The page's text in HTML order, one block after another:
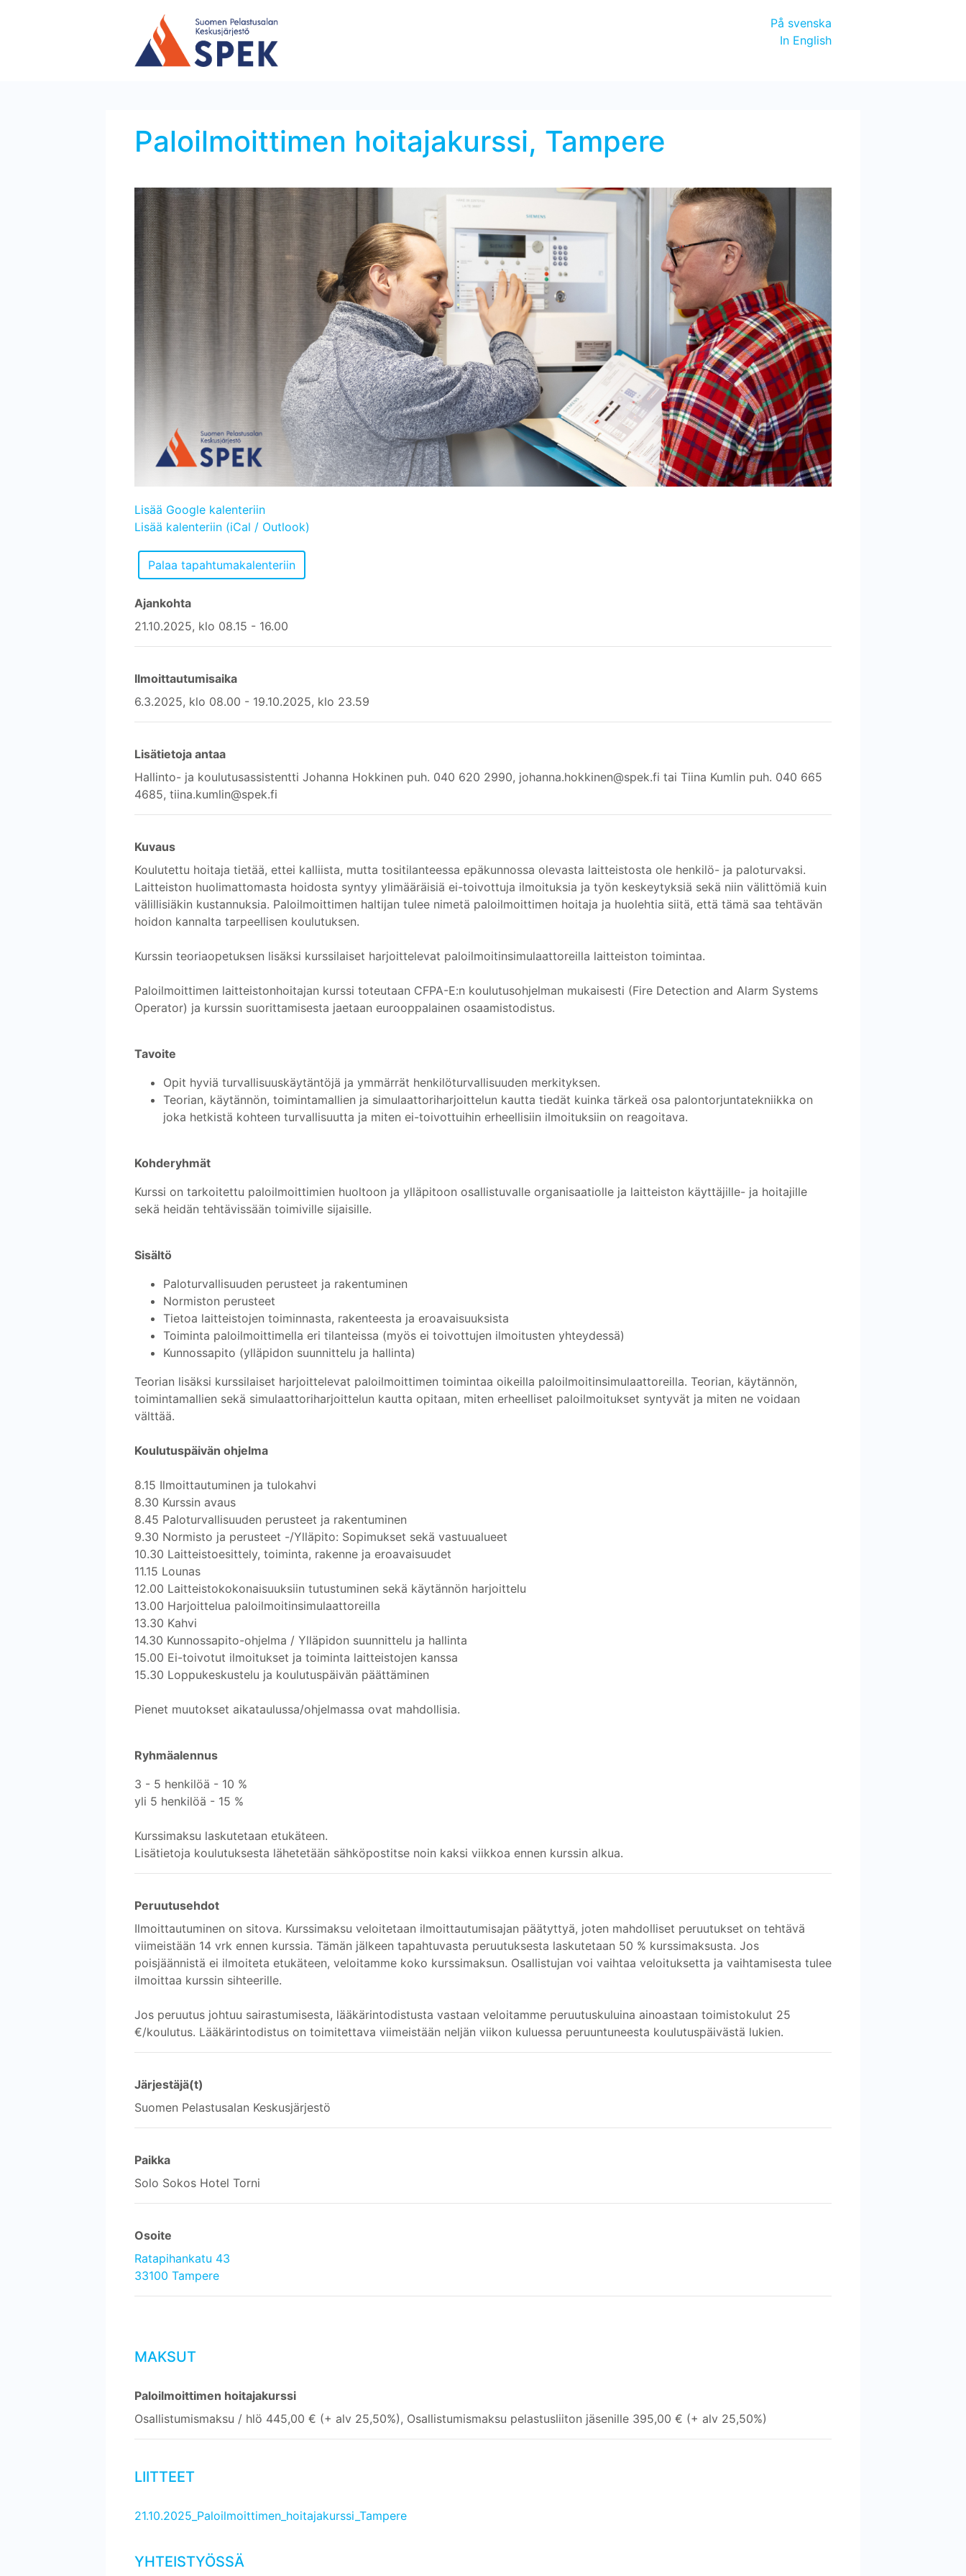
På svenska
In English
Paloilmoittimen hoitajakurssi, Tampere
Lisää Google kalenteriin
Lisää kalenteriin (iCal / Outlook)
Ajankohta
21.10.2025, klo 08.15 - 16.00
Ilmoittautumisaika
6.3.2025, klo 08.00 - 19.10.2025, klo 23.59
Lisätietoja antaa
Hallinto- ja koulutusassistentti Johanna Hokkinen puh. 040 620 2990, johanna.hokkinen@spek.fi tai Tiina Kumlin puh. 040 665
4685, tiina.kumlin@spek.fi
Kuvaus
Koulutettu hoitaja tietää, ettei kalliista, mutta tositilanteessa epäkunnossa olevasta laitteistosta ole henkilö- ja paloturvaksi.
Laitteiston huolimattomasta hoidosta syntyy ylimääräisiä ei-toivottuja ilmoituksia ja työn keskeytyksiä sekä niin välittömiä kuin
välillisiäkin kustannuksia. Paloilmoittimen haltijan tulee nimetä paloilmoittimen hoitaja ja huolehtia siitä, että tämä saa tehtävän
hoidon kannalta tarpeellisen koulutuksen.
Kurssin teoriaopetuksen lisäksi kurssilaiset harjoittelevat paloilmoitinsimulaattoreilla laitteiston toimintaa.
Paloilmoittimen laitteistonhoitajan kurssi toteutaan CFPA-E:n koulutusohjelman mukaisesti (Fire Detection and Alarm Systems
Operator) ja kurssin suorittamisesta jaetaan eurooppalainen osaamistodistus.
Tavoite
Opit hyviä turvallisuuskäytäntöjä ja ymmärrät henkilöturvallisuuden merkityksen.
Teorian, käytännön, toimintamallien ja simulaattoriharjoittelun kautta tiedät kuinka tärkeä osa palontorjuntatekniikka on
joka hetkistä kohteen turvallisuutta ja miten ei-toivottuihin erheellisiin ilmoituksiin on reagoitava.
Kohderyhmät
Kurssi on tarkoitettu paloilmoittimien huoltoon ja ylläpitoon osallistuvalle organisaatiolle ja laitteiston käyttäjille- ja hoitajille
sekä heidän tehtävissään toimiville sijaisille.
Sisältö
Paloturvallisuuden perusteet ja rakentuminen
Normiston perusteet
Tietoa laitteistojen toiminnasta, rakenteesta ja eroavaisuuksista
Toiminta paloilmoittimella eri tilanteissa (myös ei toivottujen ilmoitusten yhteydessä)
Kunnossapito (ylläpidon suunnittelu ja hallinta)
Teorian lisäksi kurssilaiset harjoittelevat paloilmoittimen toimintaa oikeilla paloilmoitinsimulaattoreilla. Teorian, käytännön,
toimintamallien sekä simulaattoriharjoittelun kautta opitaan, miten erheelliset paloilmoitukset syntyvät ja miten ne voidaan
välttää.
Koulutuspäivän ohjelma
8.15 Ilmoittautuminen ja tulokahvi
8.30 Kurssin avaus
8.45 Paloturvallisuuden perusteet ja rakentuminen
9.30 Normisto ja perusteet -/Ylläpito: Sopimukset sekä vastuualueet
10.30 Laitteistoesittely, toiminta, rakenne ja eroavaisuudet
11.15 Lounas
12.00 Laitteistokokonaisuuksiin tutustuminen sekä käytännön harjoittelu
13.00 Harjoittelua paloilmoitinsimulaattoreilla
13.30 Kahvi
14.30 Kunnossapito-ohjelma / Ylläpidon suunnittelu ja hallinta
15.00 Ei-toivotut ilmoitukset ja toiminta laitteistojen kanssa
15.30 Loppukeskustelu ja koulutuspäivän päättäminen
Pienet muutokset aikataulussa/ohjelmassa ovat mahdollisia.
Ryhmäalennus
3 - 5 henkilöä - 10 %
yli 5 henkilöä - 15 %
Kurssimaksu laskutetaan etukäteen.
Lisätietoja koulutuksesta lähetetään sähköpostitse noin kaksi viikkoa ennen kurssin alkua.
Peruutusehdot
Ilmoittautuminen on sitova. Kurssimaksu veloitetaan ilmoittautumisajan päätyttyä, joten mahdolliset peruutukset on tehtävä
viimeistään 14 vrk ennen kurssia. Tämän jälkeen tapahtuvasta peruutuksesta laskutetaan 50 % kurssimaksusta. Jos
poisjäännistä ei ilmoiteta etukäteen, veloitamme koko kurssimaksun. Osallistujan voi vaihtaa veloituksetta ja vaihtamisesta tulee
ilmoittaa kurssin sihteerille.
Jos peruutus johtuu sairastumisesta, lääkärintodistusta vastaan veloitamme peruutuskuluina ainoastaan toimistokulut 25
€/koulutus. Lääkärintodistus on toimitettava viimeistään neljän viikon kuluessa peruuntuneesta koulutuspäivästä lukien.
Järjestäjä(t)
Suomen Pelastusalan Keskusjärjestö
Paikka
Solo Sokos Hotel Torni
Osoite
Ratapihankatu 43
33100 Tampere
MAKSUT
Paloilmoittimen hoitajakurssi
Osallistumismaksu / hlö 445,00 € (+ alv 25,50%), Osallistumismaksu pelastusliiton jäsenille 395,00 € (+ alv 25,50%)
LIITTEET
21.10.2025_Paloilmoittimen_hoitajakurssi_Tampere
YHTEISTYÖSSÄ